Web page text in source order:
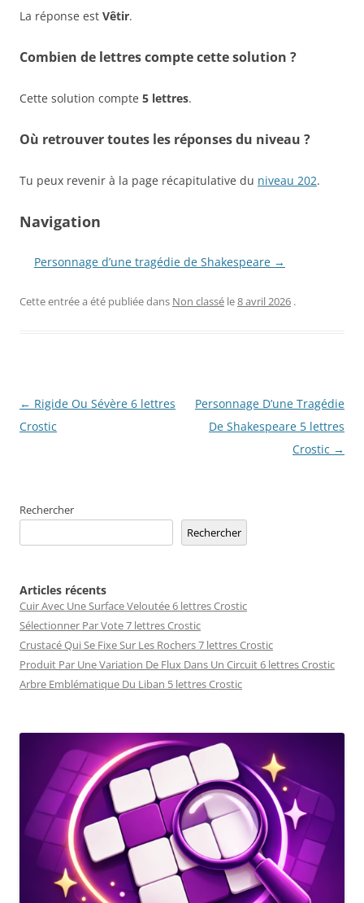
La réponse est Vêtir.
Combien de lettres compte cette solution ?
Cette solution compte 5 lettres.
Où retrouver toutes les réponses du niveau ?
Tu peux revenir à la page récapitulative du niveau 202.
Navigation
Personnage d’une tragédie de Shakespeare →
Cette entrée a été publiée dans Non classé le8 avril 2026 .
Navigation
des
← Rigide Ou Sévère 6 lettres
Crostic
Personnage D’une Tragédie
De Shakespeare 5 lettres
Crostic →
Rechercher
Rechercher
Articles récents
Cuir Avec Une Surface Veloutée 6 lettres Crostic
Sélectionner Par Vote 7 lettres Crostic
Crustacé Qui Se Fixe Sur Les Rochers 7 lettres Crostic
Produit Par Une Variation De Flux Dans Un Circuit 6 lettres Crostic
Arbre Emblématique Du Liban 5 lettres Crostic